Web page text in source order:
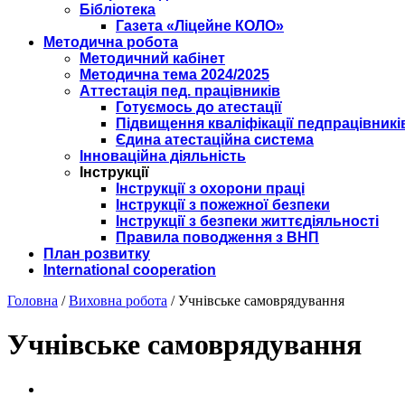
Бібліотека
Газета «Ліцейне КОЛО»
Методична робота
Методичний кабінет
Методична тема 2024/2025
Аттестація пед. працівників
Готуємось до атестації
Підвищення кваліфікації
Єдина атестаційна система
Інноваційна діяльність
Інструкції
Інструкції з охорони праці
Інструкції з пожежної безпеки
Інструкції з безпеки життєдіяльності
Правила поводження з ВНП
План розвитку
International cooperation
Головна /Виховна робота /Учнівське самоврядування
Учнівське самоврядування